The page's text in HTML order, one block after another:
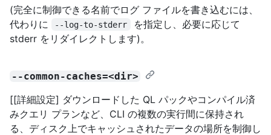
(完全に制御できる名前でログ ファイルを書き込むには、
代わりに
--log-to-stderr
を指定し、必要に応じて
stderr をリダイレクトします)。
--common-caches=<dir>
[[詳細設定] ダウンロードした QL パックやコンパイル済
みクエリ プランなど、CLI の複数の実行間に保持され
る、ディスク上でキャッシュされたデータの場所を制御し